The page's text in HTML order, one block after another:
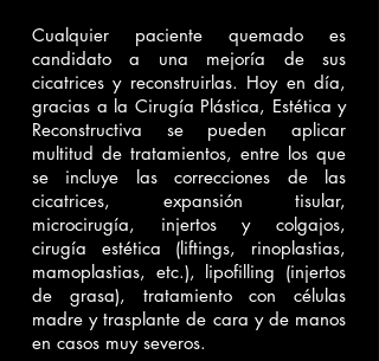
Cualquier paciente quemado es
candidato a una mejoría de sus
cicatrices y reconstruirlas. Hoy en día,
gracias a la Cirugía Plástica, Estética y
Reconstructiva se pueden aplicar
multitud de tratamientos, entre los que
se incluye las correcciones de las
cicatrices, expansión tisular,
microcirugía, injertos y colgajos,
cirugía estética (liftings, rinoplastias,
mamoplastias, etc.), lipofilling (injertos
de grasa), tratamiento con células
madre y trasplante de cara y de manos
en casos muy severos.